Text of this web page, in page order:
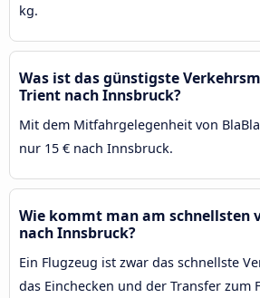
kg.
Was ist das günstigste
Trient nach Innsbruck?
Mit dem Mitfahrgelegenheit von
nur 15 € nach Innsbruck.
Wie kommt man am schnellsten
nach Innsbruck?
Ein Flugzeug ist zwar das schnellste
das Einchecken und der Transfer zum